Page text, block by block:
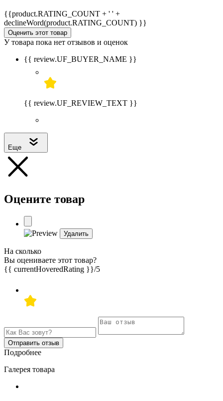
{{product.RATING_COUNT + ' ' +
declineWord(product.RATING_COUNT) }}
Оценить этот товар
У товара пока нет отзывов и оценок
{{ review.UF_BUYER_NAME }}
{{ review.UF_REVIEW_TEXT }}
Еще
Оцените товар
Удалить
На сколько
Вы оцениваете этот товар?
{{ currentHoveredRating }}/5
Отправить отзыв
Подробнее
Галерея товара